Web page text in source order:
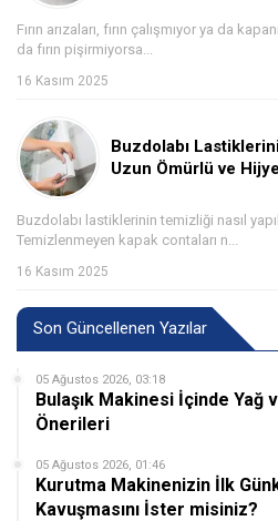
Fırın arızaları, fırın çalışmıyor ya da
da fırın pişirmiyorsa...
16 Kasım 2025
Buzdolabı
Uzun Ömürlü ve
Buzdolabı lastiklerinin temizliği nasıl
Temizlenmeyen kapak contaları n...
16 Kasım 2025
Son Güncellenen Yazılar
05 Ağustos 2026, 03:18
Bulaşık Makinesi İçinde Yağ
Önerileri
05 Ağustos 2026, 01:46
Kurutma Makinenizin İlk
Kavuşmasını İster misiniz?